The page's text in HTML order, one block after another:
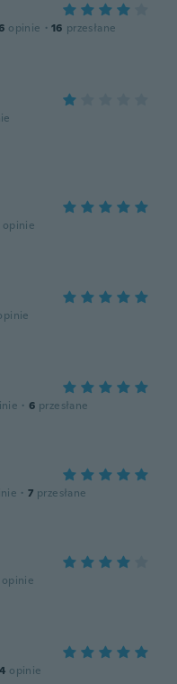
opinie · 16 przesłane
opinie
· 6 przesłane
· 7 przesłane
opinie
opinie